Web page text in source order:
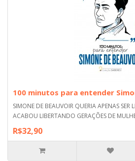
100 minutos para entender
SIMONE DE BEAUVOIR QUERIA APENAS SER
ACABOU LIBERTANDO GERAÇÕES DE
R$32,90